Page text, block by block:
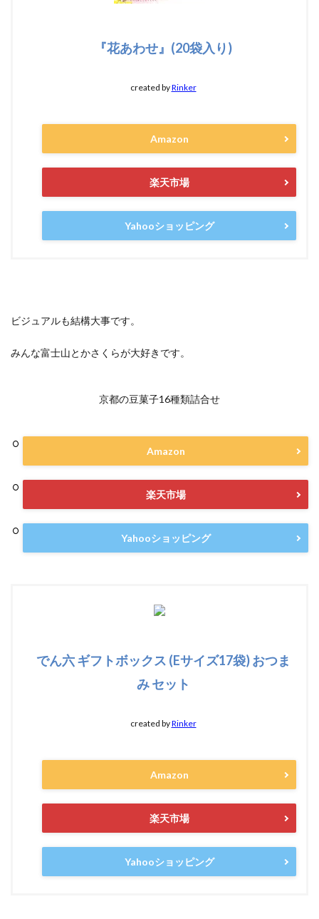
『花あわせ』(20袋入り)
created byRinker
Amazon
楽天市場
Yahooショッピング
ビジュアルも結構大事です。
みんな富士山とかさくらが大好きです。
京都の豆菓子16種類詰合せ
Amazon
楽天市場
Yahooショッピング
でん六 ギフトボックス (Eサイズ17袋) おつま
み セット
created byRinker
Amazon
楽天市場
Yahooショッピング